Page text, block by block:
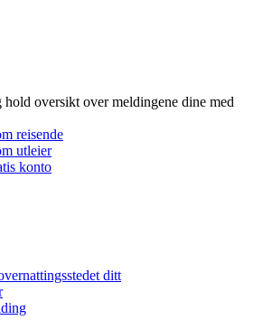
oversikt over meldingene dine med
reisende
utleier
konto
ditt